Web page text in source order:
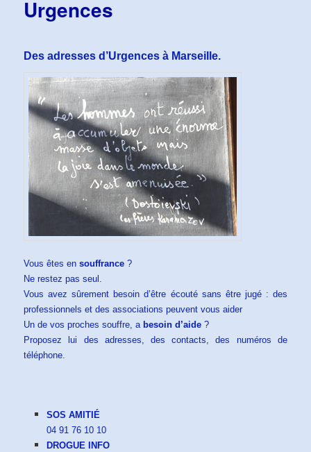
Urgences
Des adresses d’Urgences à Marseille.
Vous êtes ensouffrance?
Ne restez pas seul.
Vous avez sûrement besoin d’être écouté sans être jugé : des
professionnels et des associations peuvent vous aider
Un de vos proches souffre, a besoin d’aide ?
Proposez lui des adresses, des contacts, des numéros de
téléphone.
SOS AMITIÉ
04 91 76 10 10
DROGUE INFO